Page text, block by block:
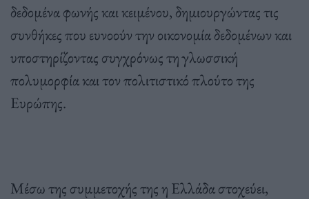
δεδομένα φωνής και κειμένου, δημιουργώντας τις
συνθήκες που ευνοούν την οικονομία δεδομένων και
υποστηρίζοντας συγχρόνως τη γλωσσική
πολυμορφία και τον πολιτιστικό πλούτο της
Ευρώπης.
Μέσω της συμμετοχής της η Ελλάδα στοχεύει,